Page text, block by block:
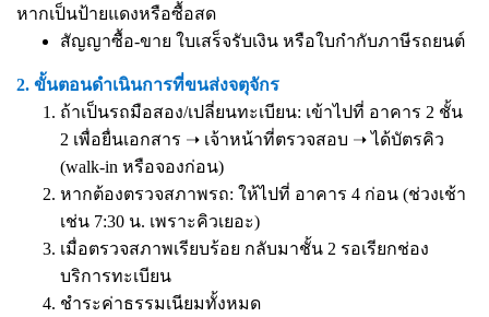
หากเป็นป้ายแดงหรือซื้อสด
สัญญาซื้อ-ขาย ใบเสร็จรับเงิน หรือใบกำกับภาษีรถยนต์
2. ขั้นตอนดำเนินการที่ขนส่งจตุจักร
ถ้าเป็นรถมือสอง/เปลี่ยนทะเบียน: เข้าไปที่ อาคาร 2 ชั้น
2 เพื่อยื่นเอกสาร ➝ เจ้าหน้าที่ตรวจสอบ ➝ ได้บัตรคิว
(walk-in หรือจองก่อน)
หากต้องตรวจสภาพรถ: ให้ไปที่ อาคาร 4 ก่อน (ช่วงเช้า
เช่น 7:30 น. เพราะคิวเยอะ)
เมื่อตรวจสภาพเรียบร้อย กลับมาชั้น 2 รอเรียกช่อง
บริการทะเบียน
ชำระค่าธรรมเนียมทั้งหมด